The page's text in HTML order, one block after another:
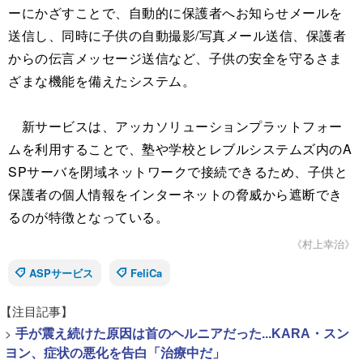
ーにかざすことで、自動的に保護者へお知らせメールを
送信し、同時に子供の自動撮影/写真メール送信、保護者
からの伝言メッセージ送信など、子供の安全を守るさま
ざまな機能を備えたシステム。
新サービスは、アッカソリューションプラットフォー
ムを利用することで、塾や学校とレブルシステムズ内のA
SPサーバを閉域ネットワークで接続できるため、子供と
保護者の個人情報をインターネットの脅威から遮断でき
るのが特徴となっている。
《村上幸治》
ASPサービス
FeliCa
【注目記事】
> 手が震え続けた原因は首のヘルニアだった...KARA・スン
ヨン、症状の悪化を告白「治療中だ」